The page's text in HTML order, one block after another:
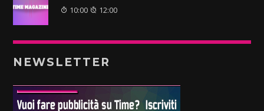
10:00 12:00
NEWSLETTER